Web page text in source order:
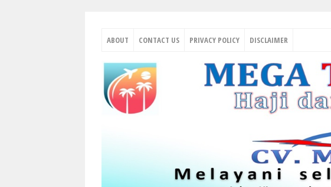
ABOUT CONTACT US PRIVACY POLICY DISCLAIMER